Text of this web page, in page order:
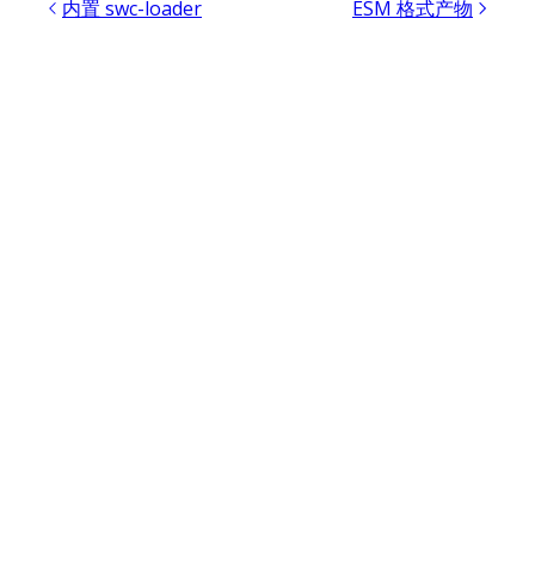
内置 swc-loader ESM 格式产物